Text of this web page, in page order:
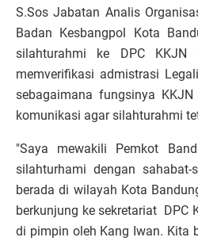
S.Sos Jabatan Analis
Badan Kesbangpol Kota
silahturahmi ke DPC
memverifikasi admistrasi
sebagaimana fungsinya
komunikasi agar silahturahmi
"Saya mewakili Pemkot
silahturhami dengan sahabat-
berada di wilayah Kota
berkunjung ke sekretariat DPC
di pimpin oleh Kang Iwan. Kita